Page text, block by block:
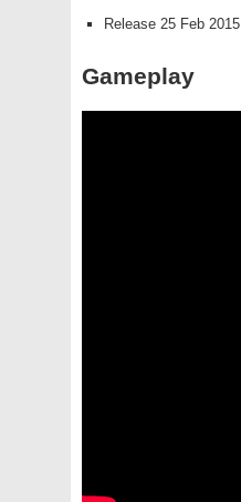
Release 25 Feb 2015
Gameplay